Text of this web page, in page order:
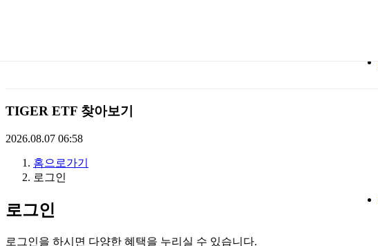
에
셋
TIGERETF
TIGER ETF 찾아보기
2026.08.07 06:58
홈으로가기
로그인
로그인
로그인을 하시면 다양한 혜택을 누리실 수 있습니다.